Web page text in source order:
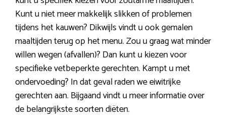
Kunt u niet meer makkelijk slikken of problemen
tijdens het kauwen? Dikwijls vindt u ook gemalen
maaltijden terug op het menu. Zou u graag wat minder
willen wegen (afvallen)? Dan kunt u kiezen voor
specifieke vetbeperkte gerechten. Kampt u met
ondervoeding? In dat geval raden we eiwitrijke
gerechten aan. Bijgaand vindt u meer informatie over
de belangrijkste soorten diëten.